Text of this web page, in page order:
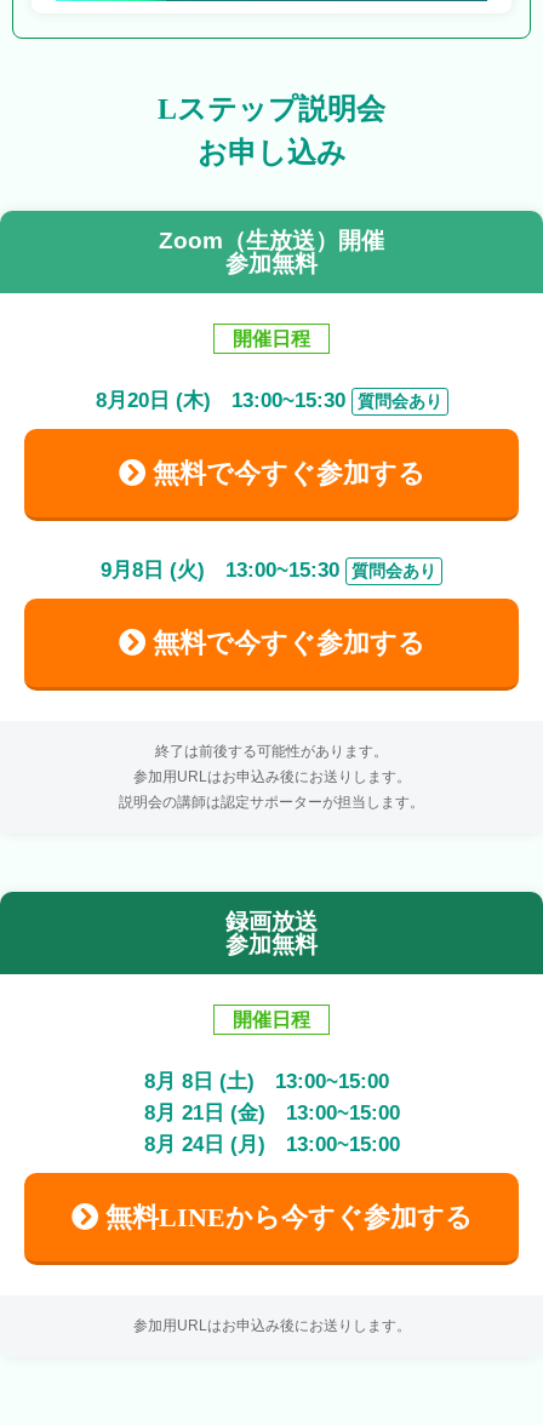
Lステップ説明会
お申し込み
Zoom（生放送）開催
参加無料
開催日程
8月 20日 (木) 13:00~15:30 質問会あり
無料で今すぐ参加する
9月 8 日 (火) 13:00~15:30 質問会あり
無料で今すぐ参加する
終了は前後する可能性があります。
参加用URLはお申込み後にお送りします。
説明会の講師は認定サポーターが担当します。
録画放送
参加無料
開催日程
8月 8日 (土) 13:00~15:00
8月 21日 (金) 13:00~15:00
8月 24日 (月) 13:00~15:00
無料LINEから今すぐ参加する
参加用URLはお申込み後にお送りします。